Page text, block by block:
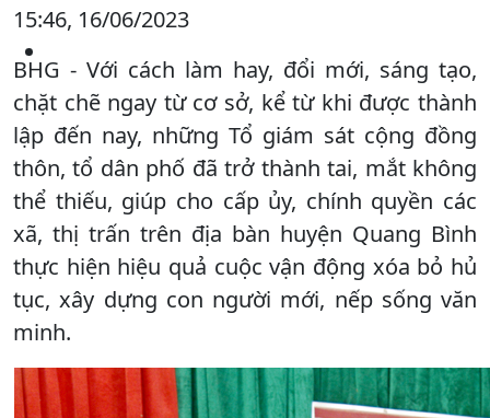
15:46, 16/06/2023
BHG - Với cách làm hay, đổi mới, sáng tạo,
chặt chẽ ngay từ cơ sở, kể từ khi được thành
lập đến nay, những Tổ giám sát cộng đồng
thôn, tổ dân phố đã trở thành tai, mắt không
thể thiếu, giúp cho cấp ủy, chính quyền các
xã, thị trấn trên địa bàn huyện Quang Bình
thực hiện hiệu quả cuộc vận động xóa bỏ hủ
tục, xây dựng con người mới, nếp sống văn
minh.